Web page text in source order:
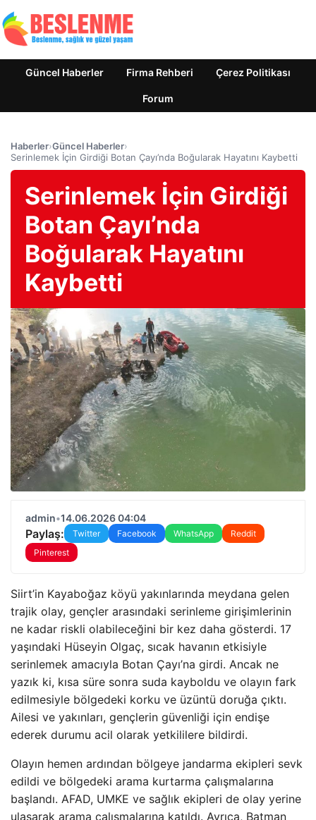
Güncel Haberler Firma Rehberi Çerez Politikası
Forum
Haberler›Güncel Haberler›
Serinlemek İçin Girdiği Botan Çayı’nda Boğularak Hayatını Kaybetti
Serinlemek İçin Girdiği
Botan Çayı’nda
Boğularak Hayatını
Kaybetti
admin•14.06.2026 04:04
Paylaş: Twitter Facebook WhatsApp
Reddit
Pinterest
Siirt’in Kayaboğaz köyü yakınlarında meydana gelen
trajik olay, gençler arasındaki serinleme girişimlerinin
ne kadar riskli olabileceğini bir kez daha gösterdi. 17
yaşındaki Hüseyin Olgaç, sıcak havanın etkisiyle
serinlemek amacıyla Botan Çayı’na girdi. Ancak ne
yazık ki, kısa süre sonra suda kayboldu ve olayın fark
edilmesiyle bölgedeki korku ve üzüntü doruğa çıktı.
Ailesi ve yakınları, gençlerin güvenliği için endişe
ederek durumu acil olarak yetkililere bildirdi.
Olayın hemen ardından bölgeye jandarma ekipleri sevk
edildi ve bölgedeki arama kurtarma çalışmalarına
başlandı. AFAD, UMKE ve sağlık ekipleri de olay yerine
ulaşarak arama çalışmalarına katıldı. Ayrıca, Batman